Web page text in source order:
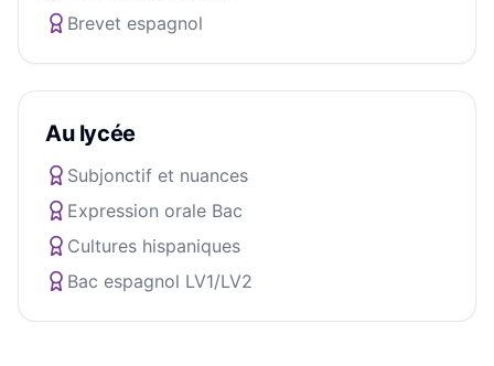
Brevet espagnol
Au lycée
Subjonctif et nuances
Expression orale Bac
Cultures hispaniques
Bac espagnol LV1/LV2